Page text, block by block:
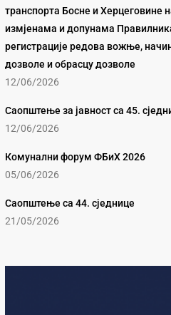
транспорта Босне и Херцеговине
измјенама и допунама
регистрације редова вожње,
дозволе и обрасцу дозволе
12/06/2026
Саопштење за јавност са 45.
12/06/2026
Комунални форум ФБиХ 2026
05/06/2026
Саопштење са 44. сједнице
21/05/2026